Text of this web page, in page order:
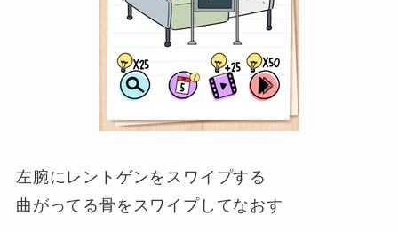
左腕にレントゲンをスワイプする
曲がってる骨をスワイプしてなおす